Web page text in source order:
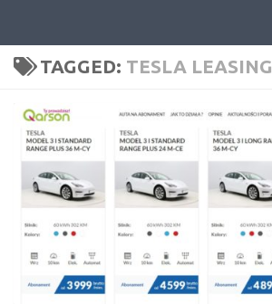
TAGGED: TESLA LEASING